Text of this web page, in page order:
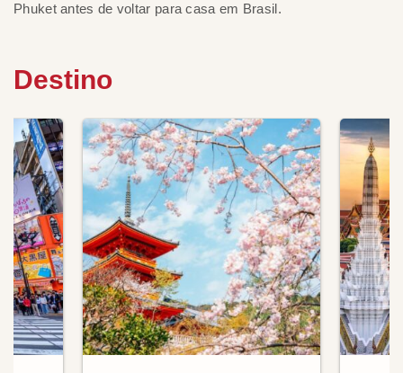
Phuket antes de voltar para casa em Brasil.
Destino